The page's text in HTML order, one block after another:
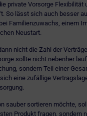
private Vorsorge Flexibilität
So lässt sich auch besser
Familienzuwachs, einem
Neustart.
nicht die Zahl der
sollte nicht nebenher
sondern Teil einer
eine zufällige
sauber sortieren möchte,
Produkt fragen, sondern